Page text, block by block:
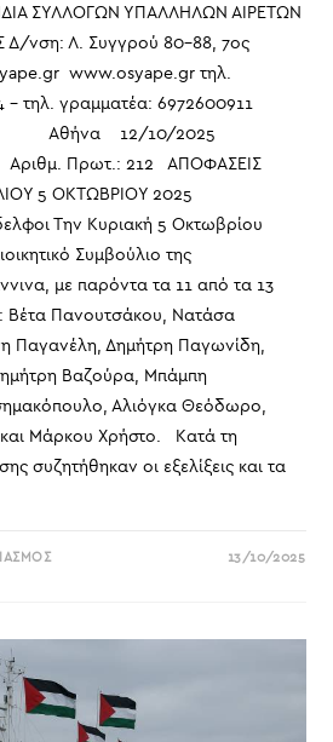
ΣΥΛΛΟΓΩΝ ΥΠΑΛΛΗΛΩΝ ΑΙΡΕΤΩΝ
Δ/νση: Λ. Συγγρού 80-88, 7ος
www.osyape.gr τηλ.
– τηλ. γραμματέα: 6972600911
10/2025
212 ΑΠΟΦΑΣΕΙΣ
5 ΟΚΤΩΒΡΙΟΥ 2025
Την Κυριακή 5 Οκτωβρίου
Συμβούλιο της
με παρόντα τα 11 από τα 13
Βέτα Πανουτσάκου, Νατάσα
Παγανέλη, Δημήτρη Παγωνίδη,
Βαζούρα, Μπάμπη
Αλιόγκα Θεόδωρο,
Μάρκου Χρήστο. Κατά τη
συζητήθηκαν οι εξελίξεις και τα
ΣΤΟ
ΟΚΤΩΒΡΙΟΥ
13/10/2025